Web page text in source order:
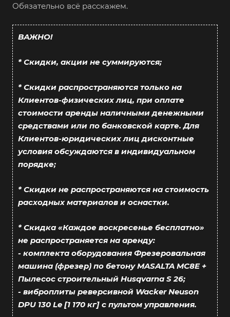
Обязательно всё расскажем.
ВАЖНО!
* Скидки, акции не суммируются;
* Скидки распространяются только на
Клиентов-физических лиц, при оплате
стоимости аренды наличными денежными
средствами или по банковской карте. Для
Клиентов-юридических лиц дисконтные
условия обсуждаются в индивидуальном
порядке;
* Скидки не распространяются на стоимость
расходных материалов и оснастки.
* Скидка «Каждое воскресенье бесплатно»
не распространяется на аренду:
- комплекта оборудования Фрезеровальная
машина (фрезер) по бетону MASALTA MC8E +
Пылесос строительный Husqvarna S 26;
- виброплиты реверсивной Wacker Neuson
DPU 130 Le [1 170 кг] с пультом управления.